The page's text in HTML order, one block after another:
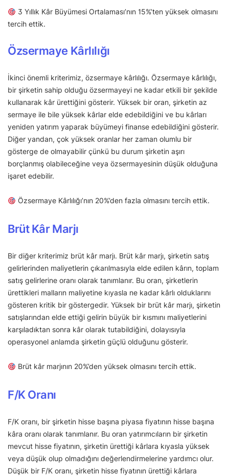
3 Yıllık Kâr Büyümesi Ortalaması’nın 15%’ten yüksek olmasını
tercih ettik.
Özsermaye Kârlılığı
İkinci önemli kriterimiz, özsermaye kârlılığı. Özsermaye kârlılığı,
bir şirketin sahip olduğu özsermayeyi ne kadar etkili bir şekilde
kullanarak kâr ürettiğini gösterir. Yüksek bir oran, şirketin az
sermaye ile bile yüksek kârlar elde edebildiğini ve bu kârları
yeniden yatırım yaparak büyümeyi finanse edebildiğini gösterir.
Diğer yandan, çok yüksek oranlar her zaman olumlu bir
gösterge de olmayabilir çünkü bu durum şirketin aşırı
borçlanmış olabileceğine veya özsermayesinin düşük olduğuna
işaret edebilir.
Özsermaye Kârlılığı’nın 20%’den fazla olmasını tercih ettik.
Brüt Kâr Marjı
Bir diğer kriterimiz brüt kâr marjı. Brüt kâr marjı, şirketin satış
gelirlerinden maliyetlerin çıkarılmasıyla elde edilen kârın, toplam
satış gelirlerine oranı olarak tanımlanır. Bu oran, şirketlerin
ürettikleri malların maliyetine kıyasla ne kadar kârlı olduklarını
gösteren kritik bir göstergedir. Yüksek bir brüt kâr marjı, şirketin
satışlarından elde ettiği gelirin büyük bir kısmını maliyetlerini
karşıladıktan sonra kâr olarak tutabildiğini, dolayısıyla
operasyonel anlamda şirketin güçlü olduğunu gösterir.
Brüt kâr marjının 20%’den yüksek olmasını tercih ettik.
F/K Oranı
F/K oranı, bir şirketin hisse başına piyasa fiyatının hisse başına
kâra oranı olarak tanımlanır. Bu oran yatırımcıların bir şirketin
mevcut hisse fiyatının, şirketin ürettiği kârlara kıyasla yüksek
veya düşük olup olmadığını değerlendirmelerine yardımcı olur.
Düşük bir F/K oranı, şirketin hisse fiyatının ürettiği kârlara